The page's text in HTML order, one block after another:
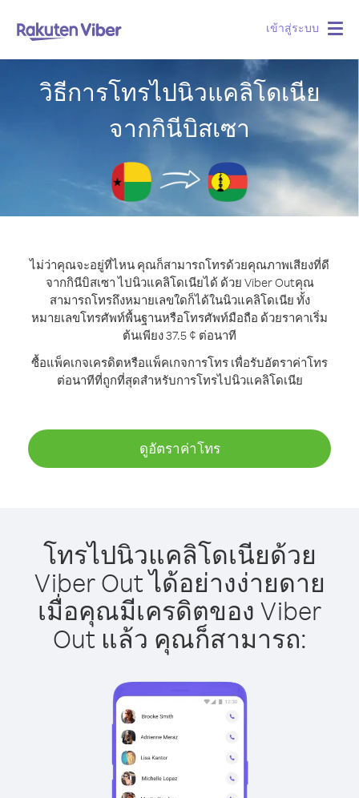
เข้าสู่ระบบ
วิธีการโทรไปนิวแคลิโดเนีย
จากกินีบิสเซา
ไม่ว่าคุณจะอยู่ที่ไหน คุณก็สามารถโทรด้วยคุณภาพเสียงที่ดี
จากกินีบิสเซา ไปนิวแคลิโดเนียได้ ด้วย Viber Outคุณ
สามารถโทรถึงหมายเลขใดก็ได้ในนิวแคลิโดเนีย ทั้ง
หมายเลขโทรศัพท์พื้นฐานหรือโทรศัพท์มือถือ ด้วยราคาเริ่ม
ต้นเพียง 37.5 ¢ ต่อนาที
ซื้อแพ็คเกจเครดิตหรือแพ็คเกจการโทร เพื่อรับอัตราค่าโทร
ต่อนาทีที่ถูกที่สุดสำหรับการโทรไปนิวแคลิโดเนีย
ดูอัตราค่าโทร
โทรไปนิวแคลิโดเนียด้วย
Viber Out ได้อย่างง่ายดาย
เมื่อคุณมีเครดิตของ Viber
Out แล้ว คุณก็สามารถ: